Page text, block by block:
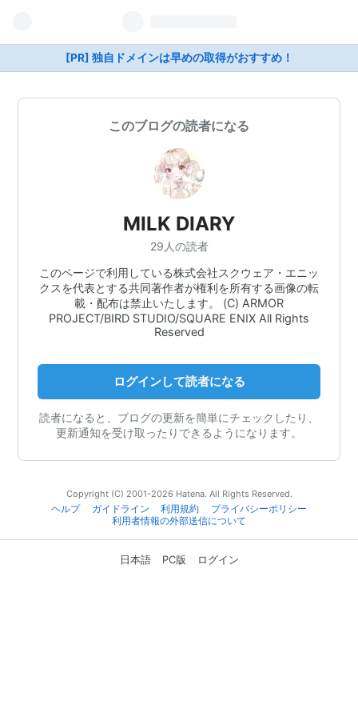
[PR] 独自ドメインは早めの取得がおすすめ！
このブログの読者になる
MILK DIARY
29人の読者
このページで利用している株式会社スクウェア・エニッ
クスを代表とする共同著作者が権利を所有する画像の転
載・配布は禁止いたします。 (C) ARMOR
PROJECT/BIRD STUDIO/SQUARE ENIX All Rights
Reserved
ログインして読者になる
読者になると、ブログの更新を簡単にチェックしたり、
更新通知を受け取ったりできるようになります。
Copyright (C) 2001-2026 Hatena. All Rights Reserved.
ヘルプ
ガイドライン 利用規約
プライバシーポリシー
利用者情報の外部送信について
日本語 PC版 ログイン